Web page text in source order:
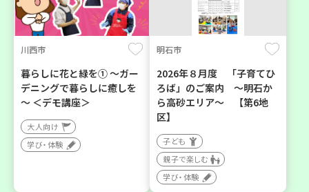
川西市
暮らしに花と緑を① ～ガー
デニングで暮らしに癒しを
～ ＜デモ講座＞
大人向け
学び・体験
明石市
2026年８月度 「子育てひ
ろば」のご案内 ～明石か
ら高砂エリア～ 【第6地
区】
子ども
親子で楽しむ
学び・体験